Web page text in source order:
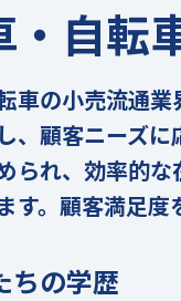
・自転
車の小売流通
、顧客ニーズ
られ、効率的
す。顧客満足度
ちの学歴